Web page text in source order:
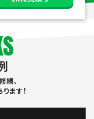
繕、
ます！